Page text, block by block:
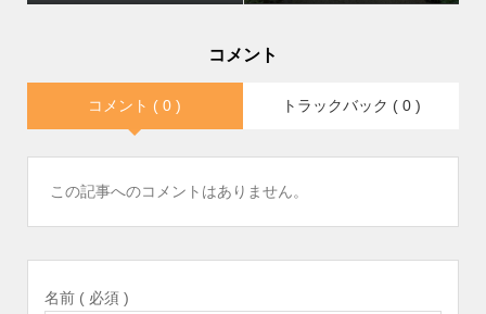
コメント
コメント ( 0 ) トラックバック ( 0 )
この記事へのコメントはありません。
名前 ( 必須 )